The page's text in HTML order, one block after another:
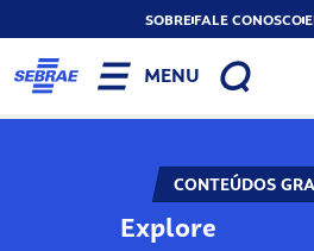
SOBREFALE CONOSCO
MENU
CONTEÚDOS
Explore